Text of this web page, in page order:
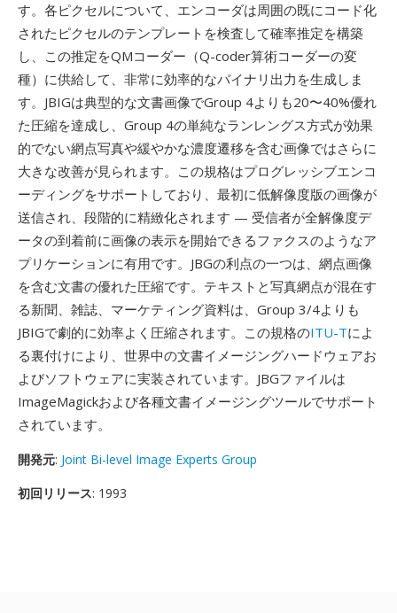
す。各ピクセルについて、エンコーダは周囲の既にコード化
されたピクセルのテンプレートを検査して確率推定を構築
し、この推定をQMコーダー（Q-coder算術コーダーの変
種）に供給して、非常に効率的なバイナリ出力を生成しま
す。JBIGは典型的な文書画像でGroup 4よりも20〜40%優れ
た圧縮を達成し、Group 4の単純なランレングス方式が効果
的でない網点写真や緩やかな濃度遷移を含む画像ではさらに
大きな改善が見られます。この規格はプログレッシブエンコ
ーディングをサポートしており、最初に低解像度版の画像が
送信され、段階的に精緻化されます — 受信者が全解像度デ
ータの到着前に画像の表示を開始できるファクスのようなア
プリケーションに有用です。JBGの利点の一つは、網点画像
を含む文書の優れた圧縮です。テキストと写真網点が混在す
る新聞、雑誌、マーケティング資料は、Group 3/4よりも
JBIGで劇的に効率よく圧縮されます。この規格のITU-Tによ
る裏付けにより、世界中の文書イメージングハードウェアお
よびソフトウェアに実装されています。JBGファイルは
ImageMagickおよび各種文書イメージングツールでサポート
されています。
開発元: Joint Bi-level Image Experts Group
初回リリース: 1993